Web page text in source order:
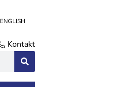
ENGLISH
Kontakt